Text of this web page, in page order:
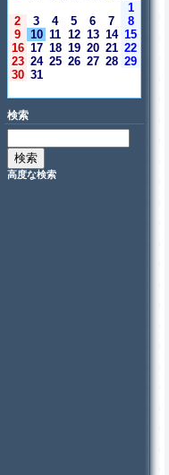
1
2
3 4 5 6 7
8
9
10 11 12 13 14 15
16 17 18 19 20 21 22
23 24 25 26 27 28 29
30 31
検索
高度な検索